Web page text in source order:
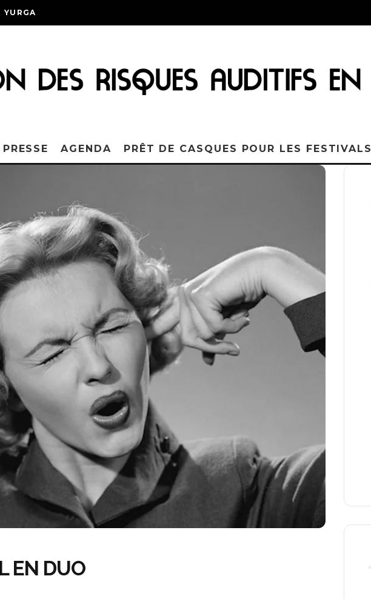
YURGA
AGENDA PRÊT DE CASQUES POUR LES FESTIVALS
EN DUO